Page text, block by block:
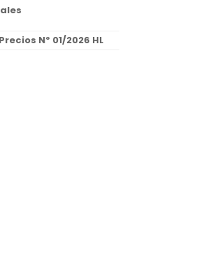
Nº 01/2026 HL